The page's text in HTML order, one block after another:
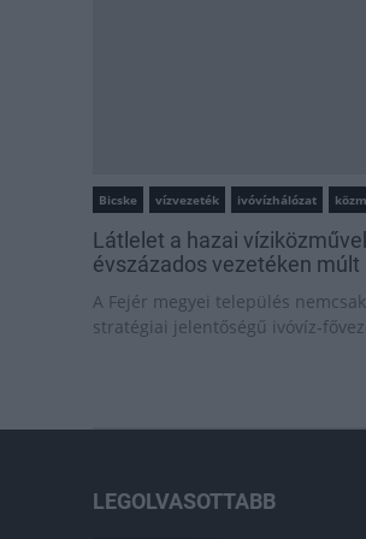
Bicske vízvezeték ivóvízhálózat
Látlelet a hazai
évszázados vezetéken
A Fejér megyei település
stratégiai jelentőségű ivóvíz-
LEGOLVASOTTABB